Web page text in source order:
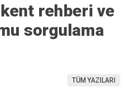
rehberi ve
sorgulama
TÜM YAZILARI